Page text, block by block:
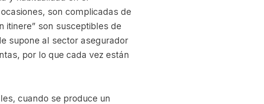
son complicadas de
itinere” son susceptibles de
supone al sector asegurador
por lo que cada vez están
cuando se produce un